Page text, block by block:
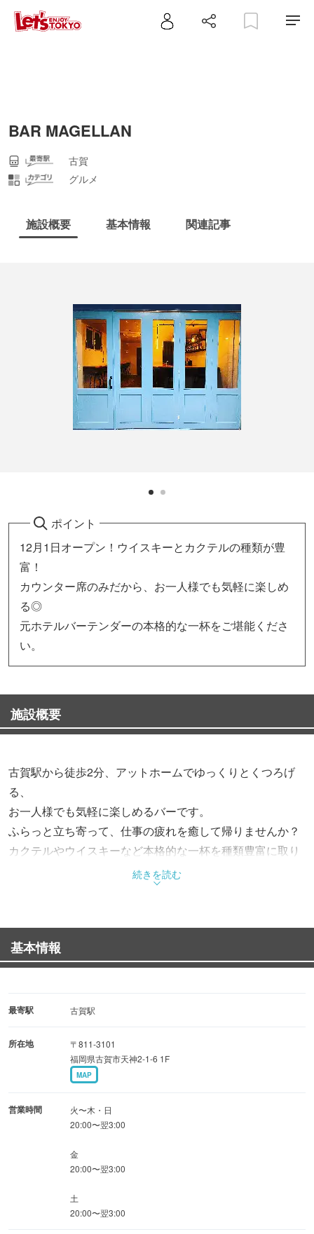
BAR MAGELLAN
古賀
グルメ
施設概要 基本情報 関連記事
ポイント
12月1日オープン！ウイスキーとカクテルの種類が豊
富！
カウンター席のみだから、お一人様でも気軽に楽しめ
る◎
元ホテルバーテンダーの本格的な一杯をご堪能くださ
い。
施設概要
古賀駅から徒歩2分、アットホームでゆっくりとくつろげ
る、
お一人様でも気軽に楽しめるバーです。
ふらっと立ち寄って、仕事の疲れを癒して帰りませんか？
カクテルやウイスキーなど本格的な一杯を種類豊富に取り
くつろぎ空間で心地良い時間を過ごせます。
飲みなおしたいと思ったとき、夜遅くに飲みたいとき、
仕事や日々の様々なことから解放されたいとき、
デートや記念日にもOK♪清潔感のある空間なので女性も喜
ぶこと間違いなし◎
仕事帰りや女子会など、さまざまなシチュエーションに最
適です。
続きを読む
基本情報
最寄駅 古賀駅
所在地
〒811-3101
福岡県古賀市天神2-1-6 1F
MAP
営業時間
火〜木・日
20:00〜翌3:00
金
20:00〜翌3:00
土
20:00〜翌3:00